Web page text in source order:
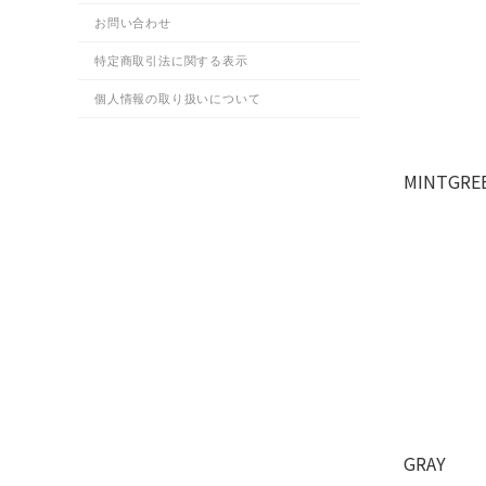
GRAY
お問い合わせ
特定商取引法に関する表示
個人情報の取り扱いについて